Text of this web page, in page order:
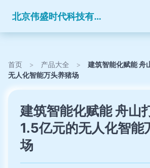
北京伟盛时代科技有限公司
首页 > 产品大全 >
建筑智能化赋能 舟
无人化智能万头养猪场
建筑智能化赋能 舟山
1.5亿元的无人化智能
场